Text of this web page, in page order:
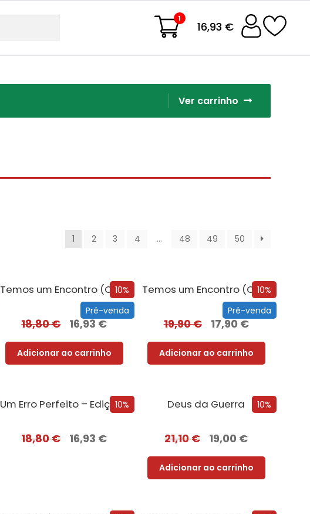
1
16,93 €
Ver carrinho
1 2 3 4 … 48 49 50
10%
Pré-venda
Temos um Encontro (Outra Vez)
18,80€ 16,93€
Adicionar ao carrinho
10%
Pré-venda
Temos um Encontro (Outra Vez) – Edição com EDGES
19,90€ 17,90€
Adicionar ao carrinho
10%
Um Erro Perfeito – Edição com EDGES
18,80€ 16,93 €
10%
Deus da Guerra
21,10€ 19,00 €
Adicionar ao carrinho